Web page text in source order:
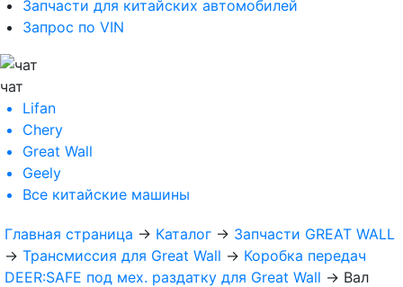
Запчасти для китайских автомобилей
Запрос по VIN
чат
Lifan
Chery
Great Wall
Geely
Все китайские машины
Главная страница → Каталог → Запчасти GREAT WALL
→ Трансмиссия для Great Wall → Коробка передач
DEER:SAFE под мех. раздатку для Great Wall → Вал